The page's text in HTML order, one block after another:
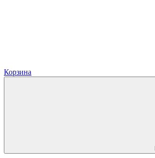
Корзина